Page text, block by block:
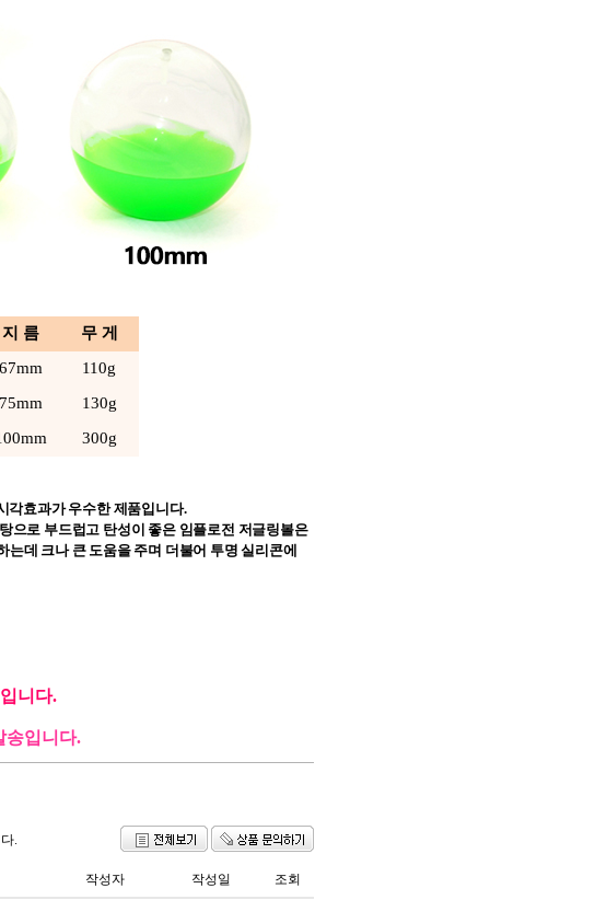
지 름
무 게
67mm
110g
75mm
130g
300g
각효과가 우수한 제품입니다.
으로 부드럽고 탄성이 좋은 임플로전 저글링볼은
데 크나 큰 도움을 주며 더불어 투명 실리콘에
니다.
송입니다.
.
작성자 작성일 조회